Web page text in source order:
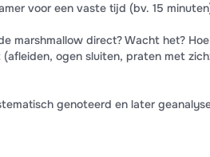
voor een vaste tijd (bv. 15
marshmallow direct? Wacht het?
ogen sluiten, praten met
genoteerd en later